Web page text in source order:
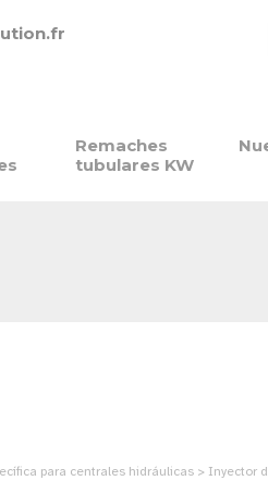
Remaches
tubulares KW
para centrales hidráulicas > Inyector